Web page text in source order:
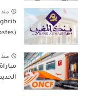
منذ
منذ
الحديدية